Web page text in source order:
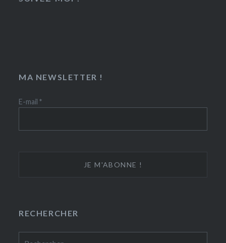
MA NEWSLETTER !
E-mail*
RECHERCHER